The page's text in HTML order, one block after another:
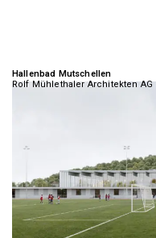
Hallenbad Mutschellen
Rolf Mühlethaler Architekten AG